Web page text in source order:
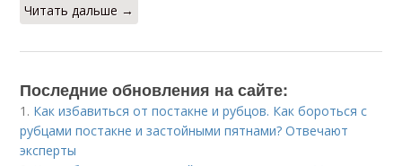
Читать дальше →
Последние обновления на сайте:
1. Как избавиться от постакне и рубцов. Как бороться с
рубцами постакне и застойными пятнами? Отвечают
эксперты